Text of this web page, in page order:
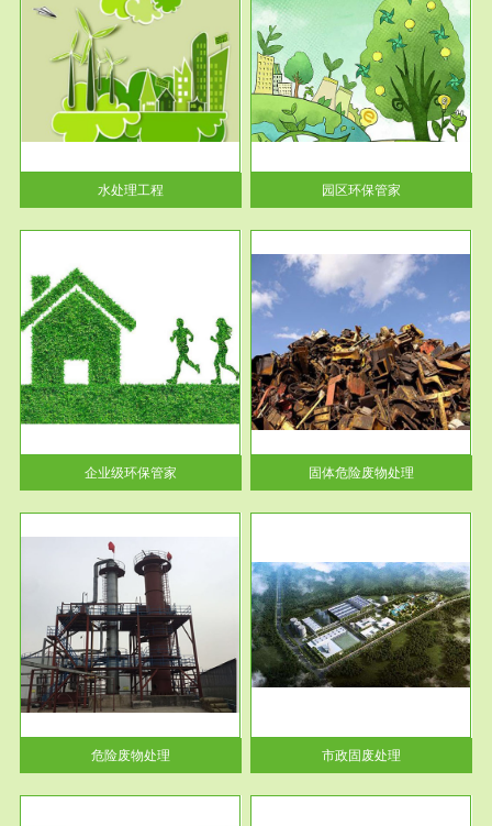
水处理工程
服务范围
园区环保管家
2016 年 4 月，环保部下发《关
于积极发挥环境保护作用促进供
给侧结...
园区环保管家
企业级环保管家
服务范围
固体危险废物处理
固体废物解释：固体废物是指人
们在生产建设、日常生活和其他
活动中...
固体危险废物处理
危险废物处理
服务范围
市政固废处理
蔚蓝生态环境科技所从事的市政
废物处理业务包括市政废物的处
理处...
市政固废处理